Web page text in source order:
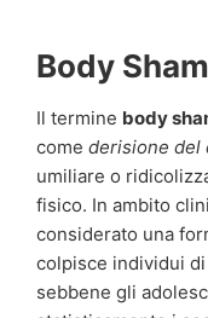
Body
Il termine body
come derisione del
umiliare o
fisico. In ambito
considerato una
colpisce individui
sebbene gli